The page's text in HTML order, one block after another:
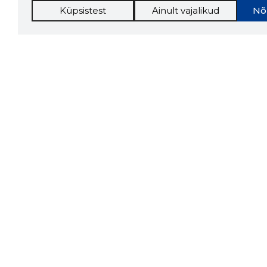
Küpsistest Ainult vajalikud